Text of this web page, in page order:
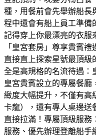
種，用餐前會先舉辦船長
程中還會有船上員工準備
記得穿上你最漂亮的衣服
「皇宮套房」尊享貴賓
直接直上探索星號最頂級
全是高規格的名流待遇：
皇宮貴賓設立的專屬餐廳
緻度大幅提升，不僅有高
卡龍），還有專人桌邊送
直接拉滿！專屬頂級服務
服務、優先辦理登離船手